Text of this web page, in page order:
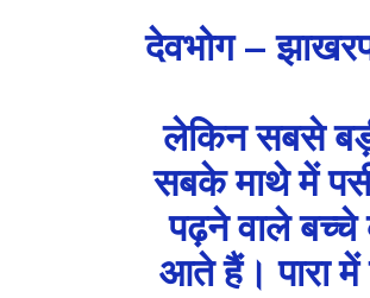
देवभोग –
लेकिन सबसे
सबके माथे में
पढ़ने वाले
आते हैं। पारा में